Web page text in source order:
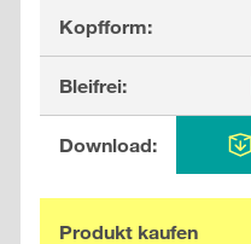
Kopfform:
Bleifrei:
Download:
Produkt kaufen